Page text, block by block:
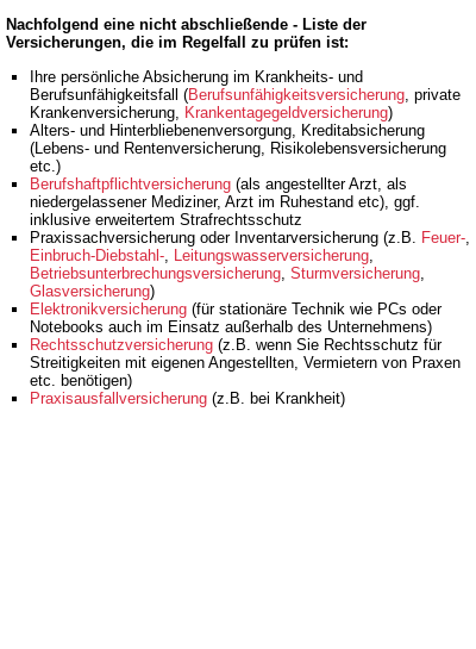
Nachfolgend eine nicht abschließende - Liste der
Versicherungen, die im Regelfall zu prüfen ist:
Ihre persönliche Absicherung im Krankheits- und
Berufsunfähigkeitsfall (Berufsunfähigkeitsversicherung, private
Krankenversicherung, Krankentagegeldversicherung)
Alters- und Hinterbliebenenversorgung, Kreditabsicherung
(Lebens- und Rentenversicherung, Risikolebensversicherung
etc.)
Berufshaftpflichtversicherung (als angestellter Arzt, als
niedergelassener Mediziner, Arzt im Ruhestand etc), ggf.
inklusive erweitertem Strafrechtsschutz
Praxissachversicherung oder Inventarversicherung (z.B. Feuer-,
Einbruch-Diebstahl-, Leitungswasserversicherung,
Betriebsunterbrechungsversicherung, Sturmversicherung,
Glasversicherung)
Elektronikversicherung (für stationäre Technik wie PCs oder
Notebooks auch im Einsatz außerhalb des Unternehmens)
Rechtsschutzversicherung (z.B. wenn Sie Rechtsschutz für
Streitigkeiten mit eigenen Angestellten, Vermietern von Praxen
etc. benötigen)
Praxisausfallversicherung (z.B. bei Krankheit)